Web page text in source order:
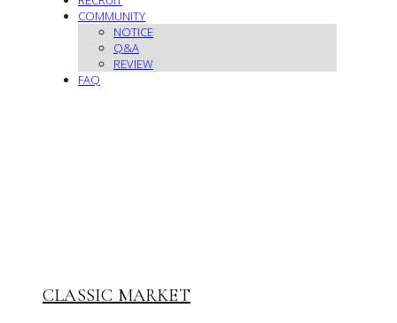
COMMUNITY
NOTICE
Q&A
REVIEW
FAQ
CLASSIC MARKET